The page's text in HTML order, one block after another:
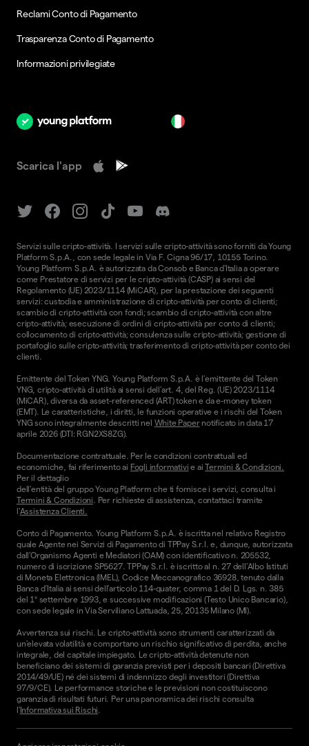
Reclami Conto di Pagamento
Trasparenza Conto di Pagamento
Informazioni privilegiate
Scarica l'app
Servizi sulle cripto-attività. I servizi sulle cripto-attività sono forniti da Young
Platform S.p.A., con sede legale in Via F. Cigna 96/17, 10155 Torino.
Young Platform S.p.A. è autorizzata da Consob e Banca d'Italia a operare
come Prestatore di servizi per le cripto-attività (CASP) ai sensi del
Regolamento (UE) 2023/1114 (MiCAR), per la prestazione dei seguenti
servizi: custodia e amministrazione di cripto-attività per conto di clienti;
scambio di cripto-attività con fondi; scambio di cripto-attività con altre
cripto-attività; esecuzione di ordini di cripto-attività per conto di clienti;
collocamento di cripto-attività; consulenza sulle cripto-attività; gestione di
portafoglio sulle cripto-attività; trasferimento di cripto-attività per conto dei
clienti.
Emittente del Token YNG. Young Platform S.p.A. è l'emittente del Token
YNG, cripto-attività di utilità ai sensi dell'art. 4, del Reg. (UE) 2023/1114
(MiCAR), diversa da asset-referenced (ART) token e da e-money token
(EMT). Le caratteristiche, i diritti, le funzioni operative e i rischi del Token
YNG sono integralmente descritti nel White Papernotificato in data 17
aprile 2026 (DTI: RGN2XS8ZG).
Documentazione contrattuale. Per le condizioni contrattuali ed
economiche, fai riferimento ai Fogli informativi e aiTermini & Condizioni.
Per il dettaglio
dell'entità del gruppo Young Platform che ti fornisce i servizi, consulta i
Termini & Condizioni. Per richieste di assistenza, contattaci tramite
l'Assistenza Clienti.
Conto di Pagamento. Young Platform S.p.A. è iscritta nel relativo Registro
quale Agente nei Servizi di Pagamento di TPPay S.r.l. e, dunque, autorizzata
dall’Organismo Agenti e Mediatori (OAM) con identificativo n. 205532,
numero di iscrizione SP5627. TPPay S.r.l. è iscritto al n. 27 dell’Albo Istituti
di Moneta Elettronica (IMEL), Codice Meccanografico 36928, tenuto dalla
Banca d’Italia ai sensi dell’articolo 114-quater, comma 1 del D. Lgs. n. 385
del 1° settembre 1993, e successive modificazioni (Testo Unico Bancario),
con sede legale in Via Serviliano Lattuada, 25, 20135 Milano (MI).
Avvertenza sui rischi. Le cripto-attività sono strumenti caratterizzati da
un'elevata volatilità e comportano un rischio significativo di perdita, anche
integrale, del capitale impiegato. Le cripto-attività detenute non
beneficiano dei sistemi di garanzia previsti per i depositi bancari (Direttiva
2014/49/UE) né dei sistemi di indennizzo degli investitori (Direttiva
97/9/CE). Le performance storiche e le previsioni non costituiscono
garanzia di risultati futuri. Per una panoramica dei rischi consulta
l'Informativa sui Rischi.